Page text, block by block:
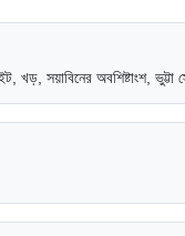
খড়, সয়াবিনের অবশিষ্টাংশ, ভুট্টা